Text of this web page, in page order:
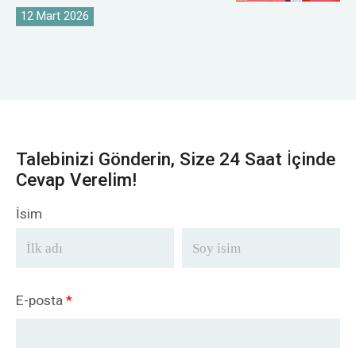
12 Mart 2026
Talebinizi Gönderin, Size 24 Saat İçinde
Cevap Verelim!
İsim
E-posta*